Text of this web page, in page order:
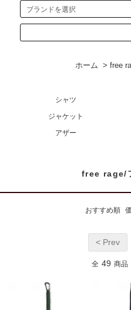
ホーム > free
シャツ
ジャケット
アザー
free rage/
おすすめ順
< Prev
全 49 商品